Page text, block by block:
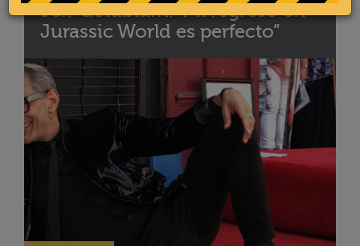
Jeff Goldblum: “Mi regreso en
Jurassic World es perfecto”